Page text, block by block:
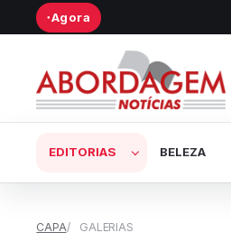
● Agora
EDITORIAS BELEZA
CAPA GALERIAS